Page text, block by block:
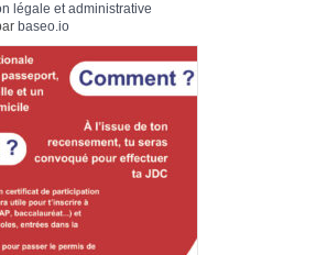
légale et administrative
baseo.io